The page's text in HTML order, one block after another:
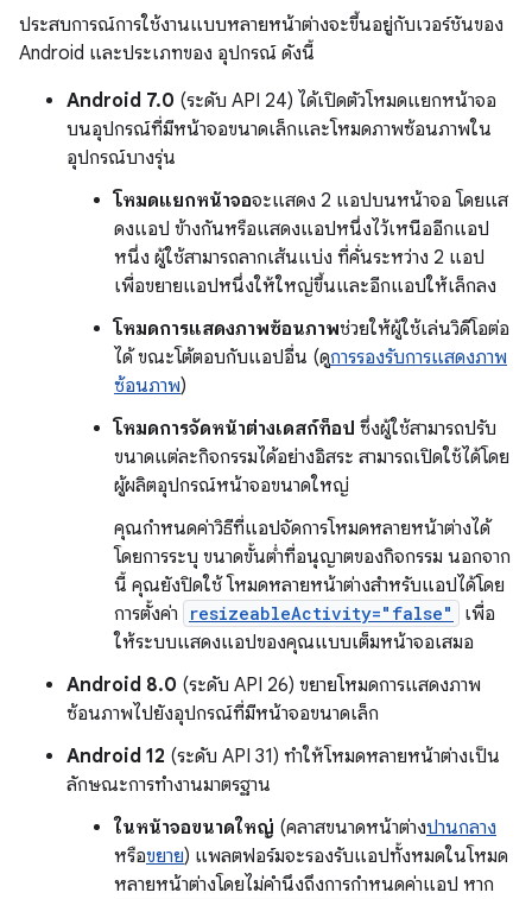
ประสบการณ์การใช้งานแบบหลายหน้าต่างจะขึ้นอยู่กับเวอร์ชันของ
Android และประเภทของ อุปกรณ์ ดังนี้
Android 7.0 (ระดับ API 24) ได้เปิดตัวโหมดแยกหน้าจอ
บนอุปกรณ์ที่มีหน้าจอขนาดเล็กและโหมดภาพซ้อนภาพใน
อุปกรณ์บางรุ่น
โหมดแยกหน้าจอจะแสดง 2 แอปบนหน้าจอ โดยแส
ดงแอป ข้างกันหรือแสดงแอปหนึ่งไว้เหนืออีกแอป
หนึ่ง ผู้ใช้สามารถลากเส้นแบ่ง ที่คั่นระหว่าง 2 แอป
เพื่อขยายแอปหนึ่งให้ใหญ่ขึ้นและอีกแอปให้เล็กลง
โหมดการแสดงภาพซ้อนภาพช่วยให้ผู้ใช้เล่นวิดีโอต่อ
ได้ ขณะโต้ตอบกับแอปอื่น (ดูการรองรับการแสดงภาพ
ซ้อนภาพ)
โหมดการจัดหน้าต่างเดสก์ท็อป ซึ่งผู้ใช้สามารถปรับ
ขนาดแต่ละกิจกรรมได้อย่างอิสระ สามารถเปิดใช้ได้โดย
ผู้ผลิตอุปกรณ์หน้าจอขนาดใหญ่
คุณกำหนดค่าวิธีที่แอปจัดการโหมดหลายหน้าต่างได้
โดยการระบุ ขนาดขั้นต่ำที่อนุญาตของกิจกรรม นอกจาก
นี้ คุณยังปิดใช้ โหมดหลายหน้าต่างสำหรับแอปได้โดย
การตั้งค่า
resizeableActivity="false"
เพื่อ
ให้ระบบแสดงแอปของคุณแบบเต็มหน้าจอเสมอ
Android 8.0 (ระดับ API 26) ขยายโหมดการแสดงภาพ
ซ้อนภาพไปยังอุปกรณ์ที่มีหน้าจอขนาดเล็ก
Android 12 (ระดับ API 31) ทำให้โหมดหลายหน้าต่างเป็น
ลักษณะการทำงานมาตรฐาน
ในหน้าจอขนาดใหญ่ (คลาสขนาดหน้าต่างปานกลาง
หรือขยาย) แพลตฟอร์มจะรองรับแอปทั้งหมดในโหมด
หลายหน้าต่างโดยไม่คำนึงถึงการกำหนดค่าแอป หาก